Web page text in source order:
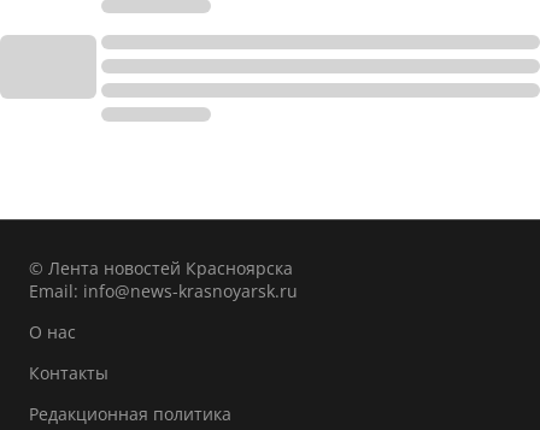
© Лента новостей Красноярска
Email: info@news-krasnoyarsk.ru
О нас
Контакты
Редакционная политика